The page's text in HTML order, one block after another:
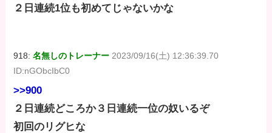
２日連続1位も初めてじゃないかな
918:名無しのトレーナー 2023/09/16(土) 12:36:39.70
ID:nGObcIbC0
>>900
２日連続どころか３日連続一位の奴いるぞ
初回のリグヒな